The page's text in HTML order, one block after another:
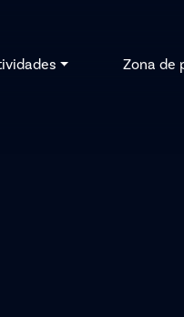
Zona de